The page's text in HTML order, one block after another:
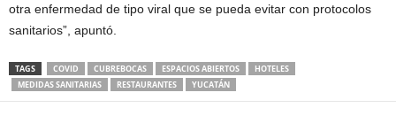
otra enfermedad de tipo viral que se pueda evitar con protocolos
sanitarios”, apuntó.
TAGS COVID CUBREBOCAS ESPACIOS ABIERTOS
HOTELES
MEDIDAS SANITARIAS
RESTAURANTES YUCATÁN